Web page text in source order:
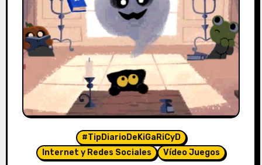
#TipDiarioDeKiGaRiCyD
Internet y Redes Sociales
Vídeo Juegos